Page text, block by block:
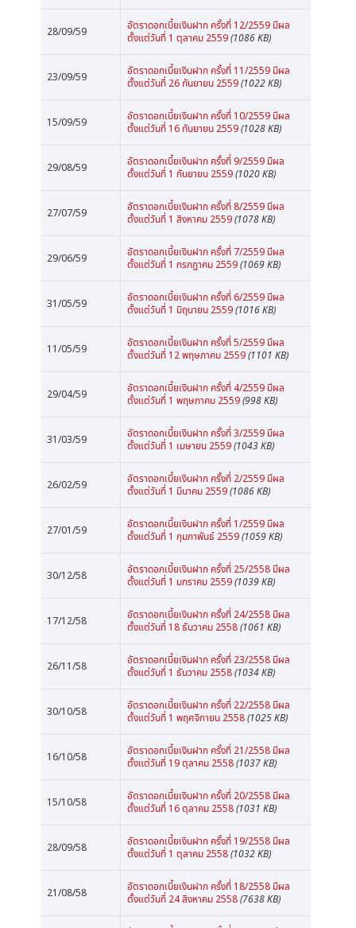
28/09/59
อัตราดอกเบี้ยเงินฝาก ครั้งที่ 12/2559 มีผล
ตั้งแต่วันที่ 1 ตุลาคม 2559(1086 KB)
23/09/59
อัตราดอกเบี้ยเงินฝาก ครั้งที่ 11/2559 มีผล
ตั้งแต่วันที่ 26 กันยายน 2559(1022 KB)
15/09/59
อัตราดอกเบี้ยเงินฝาก ครั้งที่ 10/2559 มีผล
ตั้งแต่วันที่ 16 กันยายน 2559(1028 KB)
29/08/59
อัตราดอกเบี้ยเงินฝาก ครั้งที่ 9/2559 มีผล
ตั้งแต่วันที่ 1 กันยายน 2559(1020 KB)
27/07/59
อัตราดอกเบี้ยเงินฝาก ครั้งที่ 8/2559 มีผล
ตั้งแต่วันที่ 1 สิงหาคม 2559(1078 KB)
29/06/59
อัตราดอกเบี้ยเงินฝาก ครั้งที่ 7/2559 มีผล
ตั้งแต่วันที่ 1 กรกฎาคม 2559(1069 KB)
31/05/59
อัตราดอกเบี้ยเงินฝาก ครั้งที่ 6/2559 มีผล
ตั้งแต่วันที่ 1 มิถุนายน 2559(1016 KB)
11/05/59
อัตราดอกเบี้ยเงินฝาก ครั้งที่ 5/2559 มีผล
ตั้งแต่วันที่ 12 พฤษภาคม 2559(1101 KB)
29/04/59
อัตราดอกเบี้ยเงินฝาก ครั้งที่ 4/2559 มีผล
ตั้งแต่วันที่ 1 พฤษภาคม 2559(998 KB)
31/03/59
อัตราดอกเบี้ยเงินฝาก ครั้งที่ 3/2559 มีผล
ตั้งแต่วันที่ 1 เมษายน 2559(1043 KB)
26/02/59
อัตราดอกเบี้ยเงินฝาก ครั้งที่ 2/2559 มีผล
ตั้งแต่วันที่ 1 มีนาคม 2559(1086 KB)
27/01/59
อัตราดอกเบี้ยเงินฝาก ครั้งที่ 1/2559 มีผล
ตั้งแต่วันที่ 1 กุมภาพันธ์ 2559(1059 KB)
30/12/58
อัตราดอกเบี้ยเงินฝาก ครั้งที่ 25/2558 มีผล
ตั้งแต่วันที่ 1 มกราคม 2559(1039 KB)
17/12/58
อัตราดอกเบี้ยเงินฝาก ครั้งที่ 24/2558 มีผล
ตั้งแต่วันที่ 18 ธันวาคม 2558(1061 KB)
26/11/58
อัตราดอกเบี้ยเงินฝาก ครั้งที่ 23/2558 มีผล
ตั้งแต่วันที่ 1 ธันวาคม 2558(1034 KB)
30/10/58
อัตราดอกเบี้ยเงินฝาก ครั้งที่ 22/2558 มีผล
ตั้งแต่วันที่ 1 พฤศจิกายน 2558(1025 KB)
16/10/58
อัตราดอกเบี้ยเงินฝาก ครั้งที่ 21/2558 มีผล
ตั้งแต่วันที่ 19 ตุลาคม 2558(1037 KB)
15/10/58
อัตราดอกเบี้ยเงินฝาก ครั้งที่ 20/2558 มีผล
ตั้งแต่วันที่ 16 ตุลาคม 2558(1031 KB)
28/09/58
อัตราดอกเบี้ยเงินฝาก ครั้งที่ 19/2558 มีผล
ตั้งแต่วันที่ 1 ตุลาคม 2558(1032 KB)
21/08/58
อัตราดอกเบี้ยเงินฝาก ครั้งที่ 18/2558 มีผล
ตั้งแต่วันที่ 24 สิงหาคม 2558(7638 KB)